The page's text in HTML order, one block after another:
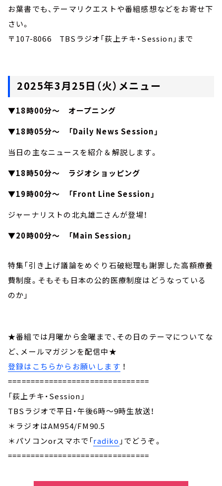
お葉書でも、テーマリクエストや番組感想などをお寄せ下
さい。
〒107-8066 TBSラジオ「荻上チキ・Session」まで
2025年3月25日（火）メニュー
▼18時00分～ オープニング
▼18時05分～ 「Daily News Session」
当日の主なニュースを紹介＆解説します。
▼18時50分～ ラジオショッピング
▼19時00分～ 「Front Line Session」
ジャーナリストの北丸雄二さんが登場！
▼20時00分～ 「Main Session」
特集「引き上げ議論をめぐり石破総理も謝罪した高額療養
費制度。そもそも日本の公的医療制度はどうなっている
のか」
★番組では月曜から金曜まで、その日のテーマについてな
ど、メールマガジンを配信中★
登録はこちらからお願いします ！
===============================
「荻上チキ・Session」
TBSラジオで平日・午後6時～9時生放送！
＊ラジオはAM954/FM90.5
＊パソコンorスマホで「radiko 」でどうぞ。
===============================